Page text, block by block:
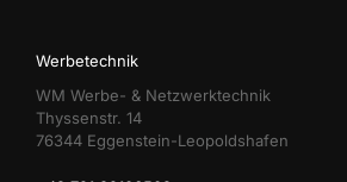
Werbetechnik
WM Werbe- & Netzwerktechnik
Thyssenstr. 14
76344 Eggenstein-Leopoldshafen